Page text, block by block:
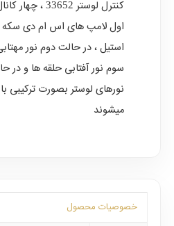
کنترل لوستر 33652 ، چهار
اول لامپ های اس ام دی
استیل ، در حالت دوم نور
سوم نور آفتابی حلقه ها و در
نورهای لوستر بصورت
میشوند
خصوصیات محصول